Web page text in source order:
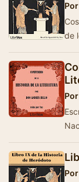
Por
de
Por
Por